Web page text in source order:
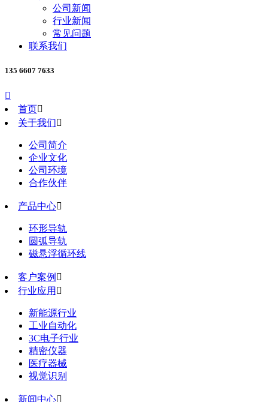
公司新闻
行业新闻
常见问题
联系我们
135 6607 7633

首页
关于我们
公司简介
企业文化
公司环境
合作伙伴
产品中心
环形导轨
圆弧导轨
磁悬浮循环线
客户案例 
行业应用 
新能源行业
工业自动化
3C电子行业
精密仪器
医疗器械
视觉识别
新闻中心